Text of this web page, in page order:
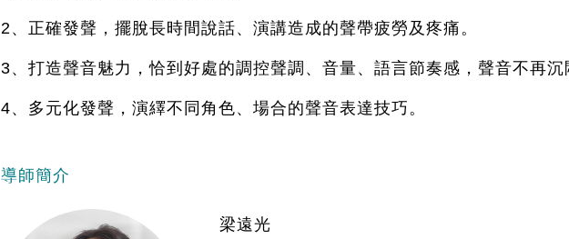
2、正確發聲，擺脫長時間說話、演講造成的聲帶疲勞及疼痛。
3、打造聲音魅力，恰到好處的調控聲調、音量、語言節奏感，聲音不再
4、多元化發聲，演繹不同角色、場合的聲音表達技巧。
導師簡介
梁遠光